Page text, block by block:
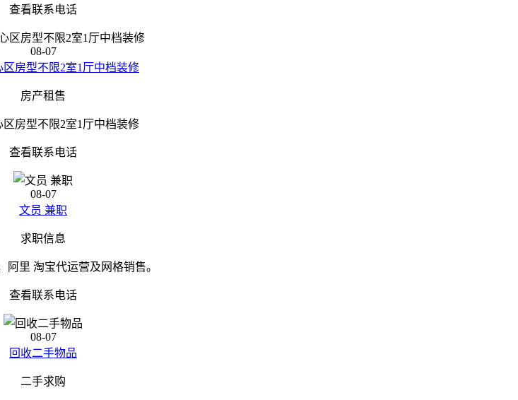
查看联系电话
08-07
区房型不限2室1厅中档装修
房产租售
区房型不限2室1厅中档装修
查看联系电话
08-07
文员 兼职
求职信息
阿里 淘宝代运营及网格销售。
查看联系电话
08-07
回收二手物品
二手求购